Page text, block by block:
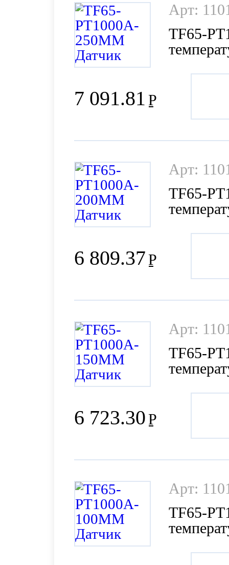
7 091.81 Р
Арт:
TF65-
6 809.37Р
Арт:
TF65-
6 723.30Р
Арт:
TF65-
Арт:
TF65-